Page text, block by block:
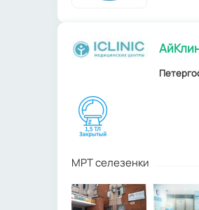
МРТ селезенки